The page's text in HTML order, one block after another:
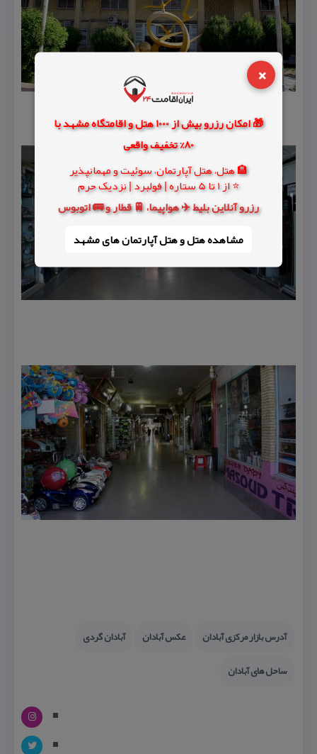
×
🎁 امکان رزرو بیش از 1000 هتل و اقامتگاه مشهد با
80% تخفیف واقعی
🏨 هتل، هتل آپارتمان، سوئیت و مهمانپذیر
⭐ از 1 تا 5 ستاره | فولبرد | نزدیک حرم
رزرو آنلاین بلیط ✈️ هواپیما، 🚆 قطار و 🚌 اتوبوس
مشاهده هتل و هتل‌ آپارتمان های مشهد
آدرس بازار مركزی آبادان عكس آبادان
آبادان گردی
ساحل های آبادان